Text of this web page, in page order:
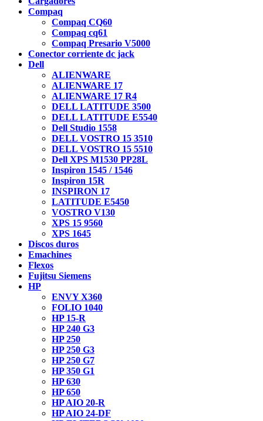
Compaq
Compaq CQ60
Compaq cq61
Compaq Presario V5000
Conector corriente dc jack
Dell
ALIENWARE
ALIENWARE 17
ALIENWARE 17 R4
DELL LATITUDE 3500
DELL LATITUDE E5540
Dell Studio 1558
DELL VOSTRO 15 3510
DELL VOSTRO 15 5510
Dell XPS M1530 PP28L
Inspiron 1545 / 1546
Inspiron 15R
INSPIRON 17
LATITUDE E5450
VOSTRO V130
XPS 15 9560
XPS 1645
Discos duros
Emachines
Flexos
Fujitsu Siemens
HP
ENVY X360
FOLIO 1040
HP 15-R
HP 240 G3
HP 250
HP 250 G3
HP 250 G7
HP 350 G1
HP 630
HP 650
HP AIO 20-R
HP AIO 24-DF